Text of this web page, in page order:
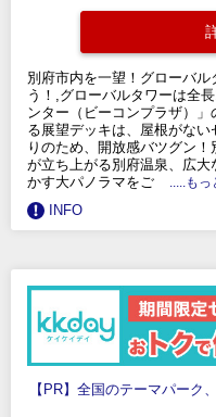
別府市内を一望！グローバ
う！,グローバルタワーは全
ンター（ビーコンプラザ）
る展望デッキは、屋根がな
りのため、開放感バツグン
が立ち上がる別府温泉、広
かす大パノラマをご
.....も
INFO
【PR】全国のテーマパーク